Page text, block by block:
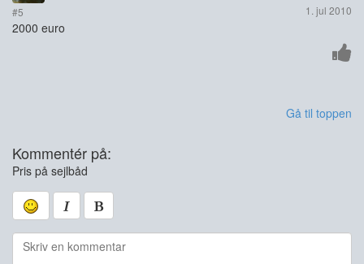
#5 1. jul 2010
2000 euro
Gå til toppen
Kommentér på:
Pris på sejlbåd